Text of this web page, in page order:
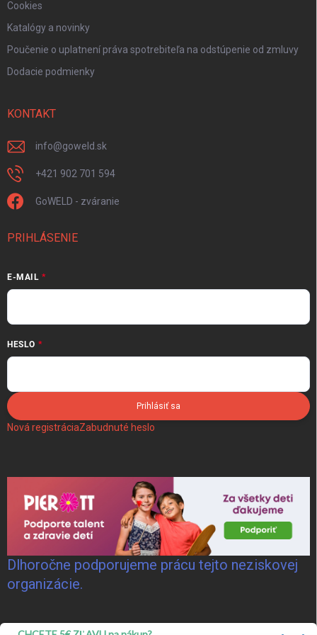
Cookies
Katalógy a novinky
Poučenie o uplatnení práva spotrebiteľa na odstúpenie od zmluvy
Dodacie podmienky
KONTAKT
info@goweld.sk
+421 902 701 594
GoWELD - zváranie
PRIHLÁSENIE
E-MAIL
HESLO
Prihlásiť sa
Nová registráciaZabudnuté heslo
Dlhoročne podporujeme prácu tejto neziskovej
organizácie.